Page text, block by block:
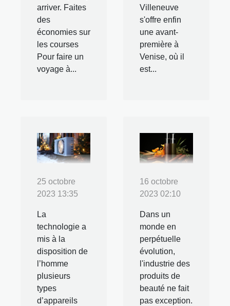
arriver. Faites
des
économies sur
les courses
Pour faire un
voyage à...
Villeneuve
s'offre enfin
une avant-
première à
Venise, où il
est...
25 octobre
2023 13:35
La
technologie a
mis à la
disposition de
l’homme
plusieurs
types
d’appareils
16 octobre
2023 02:10
Dans un
monde en
perpétuelle
évolution,
l'industrie des
produits de
beauté ne fait
pas exception.